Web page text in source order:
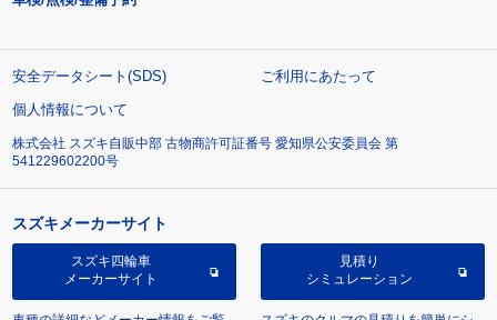
安全データシート(SDS)
ご利用にあたって
個人情報について
株式会社 スズキ自販中部 古物商許可証番号 愛知県公安委員会 第
541229602200号
スズキメーカーサイト
スズキ四輪車
メーカーサイト
見積り
シミュレーション